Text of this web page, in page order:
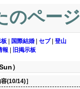
のページ
国際結婚 セブ| 登山
報 旧掲示板
）
(10/14)］